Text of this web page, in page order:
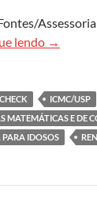
lendo →
ICMC/USP
MATEMÁTICAS E DE
IDOSOS